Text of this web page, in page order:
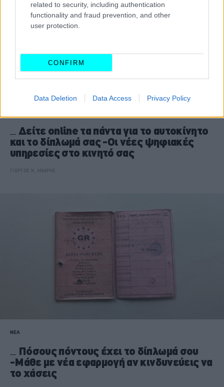
related to security, including authentication
functionality and fraud prevention, and other
user protection.
CONFIRM
Data Deletion Data Access Privacy Policy
Δείτε online τα πάντα για το αυτοκίνητο
και το δίπλωμά σας -Οι νέες ψηφιακές
υπηρεσίες στο κινητό σας
ΓΙΩΡΓΟΣ Κ. ΑΝΔΡΗΣ
ΝΕΑ
Πόσους πόντους έχει το δίπλωμά σου
-Μάθε με νέα εφαρμογή αν κινδυνεύεις να
το χάσεις